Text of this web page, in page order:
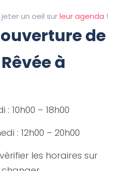
un oeil surleur agenda !
de
à
10h00 – 18h00
: 12h00 – 20h00
les horaires sur